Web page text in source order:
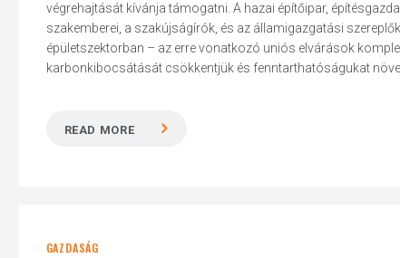
végrehajtását kívánja támogatni. A hazai építőipar,
szakemberei, a szakújságírók, és az államigazgatási
épületszektorban – az erre vonatkozó uniós elvárások
karbonkibocsátását csökkentjük és fenntarthatóságukat
READ MORE
GAZDASÁG